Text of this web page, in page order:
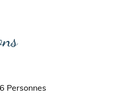
6 Personnes